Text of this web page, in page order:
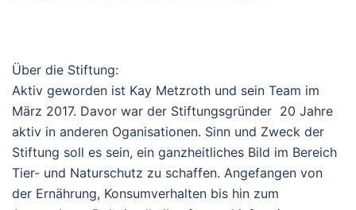
Über die Stiftung:
Aktiv geworden ist Kay Metzroth und sein Team im
März 2017. Davor war der Stiftungsgründer 20 Jahre
aktiv in anderen Oganisationen. Sinn und Zweck der
Stiftung soll es sein, ein ganzheitliches Bild im Bereich
Tier- und Naturschutz zu schaffen. Angefangen von
der Ernährung, Konsumverhalten bis hin zum